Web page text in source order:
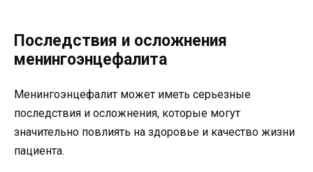
Последствия и осложнения
менингоэнцефалита
Менингоэнцефалит может иметь серьезные
последствия и осложнения, которые могут
значительно повлиять на здоровье и качество жизни
пациента.